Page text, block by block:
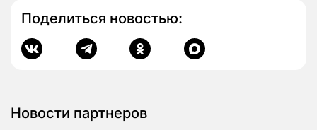
Поделиться новостью:
Новости партнеров